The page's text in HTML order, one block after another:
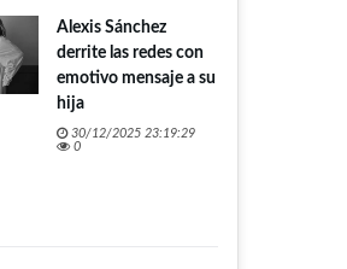
Alexis Sánchez
derrite las redes con
emotivo mensaje a su
hija
30/12/2025 23:19:29
0